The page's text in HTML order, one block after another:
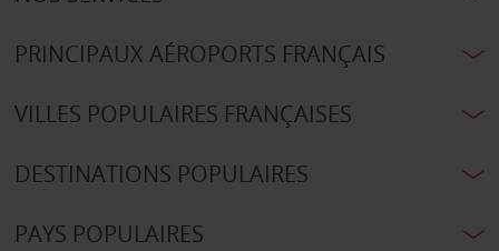
PRINCIPAUX AÉROPORTS FRANÇAIS
VILLES POPULAIRES FRANÇAISES
DESTINATIONS POPULAIRES
PAYS POPULAIRES